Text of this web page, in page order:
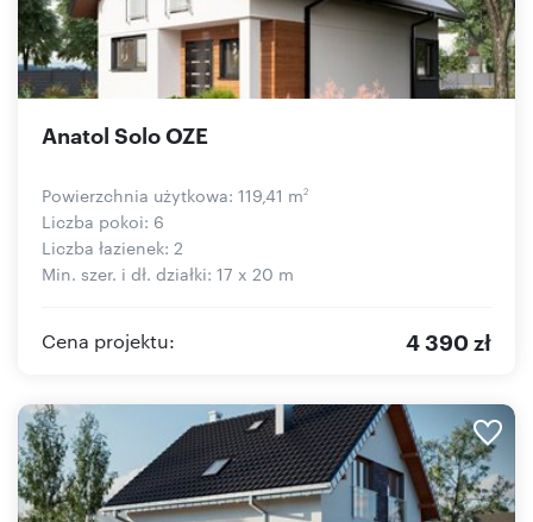
Anatol Solo OZE
Powierzchnia użytkowa: 119,41 m2
Liczba pokoi: 6
Liczba łazienek: 2
Min. szer. i dł. działki: 17 x 20 m
Cena projektu: 4 390 zł